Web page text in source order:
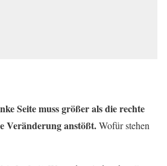
Seite muss größer als die rechte
Veränderung anstößt.Wofür stehen